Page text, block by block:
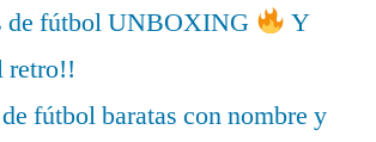
de fútbol UNBOXING
Y
retro!!
fútbol baratas con nombre y